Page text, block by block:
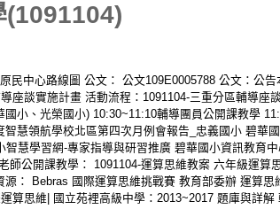
(1091104)
民中心路線圖 公文： 公文109E0005788 公文：公
座談實施計畫 活動流程：1091104-三重分區輔導座
小、光榮國小) 10:30~11:10輔導團員公開課教學
慧領航學校北區第四次月例會報告_忠義國小 碧華
慧學習網-專家指導與研習推廣 碧華國小資訊教育
公開課教學： 1091104-運算思維教案 六年級運算
： Bebras 國際運算思維挑戰賽 教育部委辦 運算
算思維| 國立苑裡高級中學：2013~2017 題庫與詳